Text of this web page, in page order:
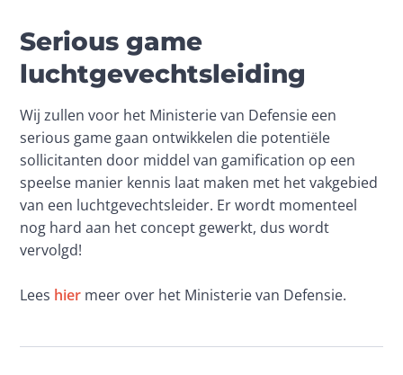
Serious game
luchtgevechtsleiding
Wij zullen voor het Ministerie van Defensie een
serious game gaan ontwikkelen die potentiële
sollicitanten door middel van gamification op een
speelse manier kennis laat maken met het vakgebied
van een luchtgevechtsleider. Er wordt momenteel
nog hard aan het concept gewerkt, dus wordt
vervolgd!
Lees hier meer over het Ministerie van Defensie.